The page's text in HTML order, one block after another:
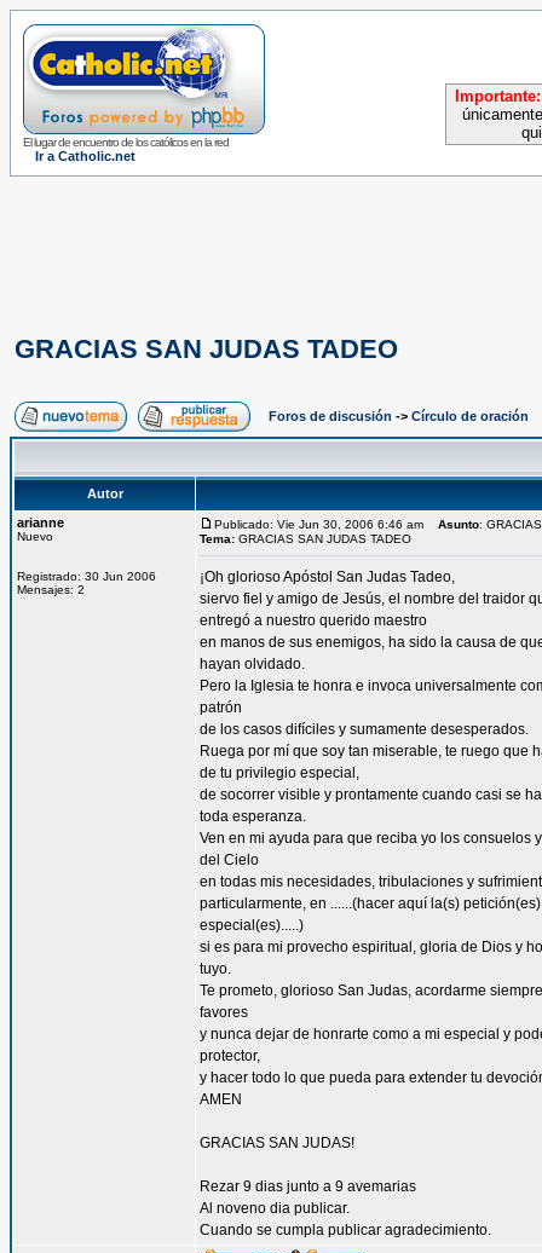
El lugar de encuentro de los católicos en la red
Ir a Catholic.net
Importante:
GRACIAS SAN JUDAS TADEO
Foros de discusión -> Círculo de oración
Autor
arianne
Nuevo
Registrado: 30 Jun 2006
Mensajes: 2
Publicado: Vie Jun 30, 2006 6:46 am Asunto:
Tema: GRACIAS SAN JUDAS TADEO
¡Oh glorioso Apóstol San Judas Tadeo,
siervo fiel y amigo de Jesús, el nombre del traidor
entregó a nuestro querido maestro
en manos de sus enemigos, ha sido la causa de
hayan olvidado.
Pero la Iglesia te honra e invoca universalmente
patrón
de los casos difíciles y sumamente desesperados.
Ruega por mí que soy tan miserable, te ruego que
de tu privilegio especial,
de socorrer visible y prontamente cuando casi se
toda esperanza.
Ven en mi ayuda para que reciba yo los consuelos
del Cielo
en todas mis necesidades, tribulaciones y
particularmente, en ......(hacer aquí la(s) petición(es)
especial(es).....)
si es para mi provecho espiritual, gloria de Dios y
tuyo.
Te prometo, glorioso San Judas, acordarme
favores
y nunca dejar de honrarte como a mi especial y
protector,
y hacer todo lo que pueda para extender tu
AMEN
GRACIAS SAN JUDAS!
Rezar 9 dias junto a 9 avemarias
Al noveno dia publicar.
Cuando se cumpla publicar agradecimiento.